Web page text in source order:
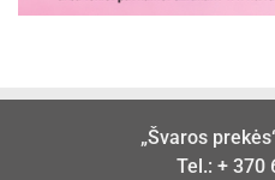
„Švaros
Tel.: + 370